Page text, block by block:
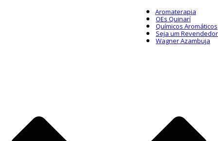
Aromaterapia
OEs Quinarí
Químicos Aromáticos
Seja um Revendedor
Wagner Azambuja